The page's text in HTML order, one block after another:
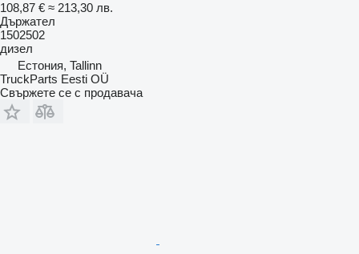
108,87 € ≈ 213,30 лв.
Държател
1502502
дизел
Естония, Tallinn
TruckParts Eesti OÜ
Свържете се с продавача